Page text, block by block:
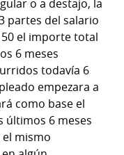
o a destajo, la
partes del salario
el importe total
6 meses
todavía 6
empezara a
como base el
últimos 6 meses
mismo